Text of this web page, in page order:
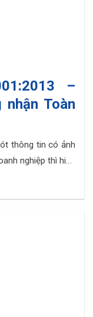
–
Toàn
thông tin có ảnh
nghiệp thì hiện
vấn đề đó. Nhờ
việc bảo vệ hệ